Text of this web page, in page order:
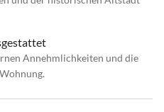
Annehmlichkeiten und die